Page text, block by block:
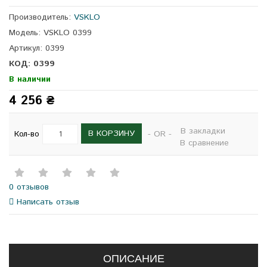
Производитель: VSKLO
Модель: VSKLO 0399
Артикул: 0399
КОД: 0399
В наличии
4 256 ₴
Кол-во В КОРЗИНУ - OR -
В закладки
В сравнение
0 отзывов
Написать отзыв
ОПИСАНИЕ